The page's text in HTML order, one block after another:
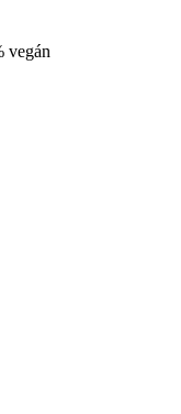
vegán